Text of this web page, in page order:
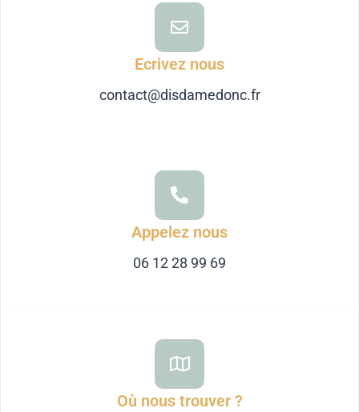
Ecrivez nous
contact@disdamedonc.fr
Appelez nous
06 12 28 99 69
Où nous trouver ?